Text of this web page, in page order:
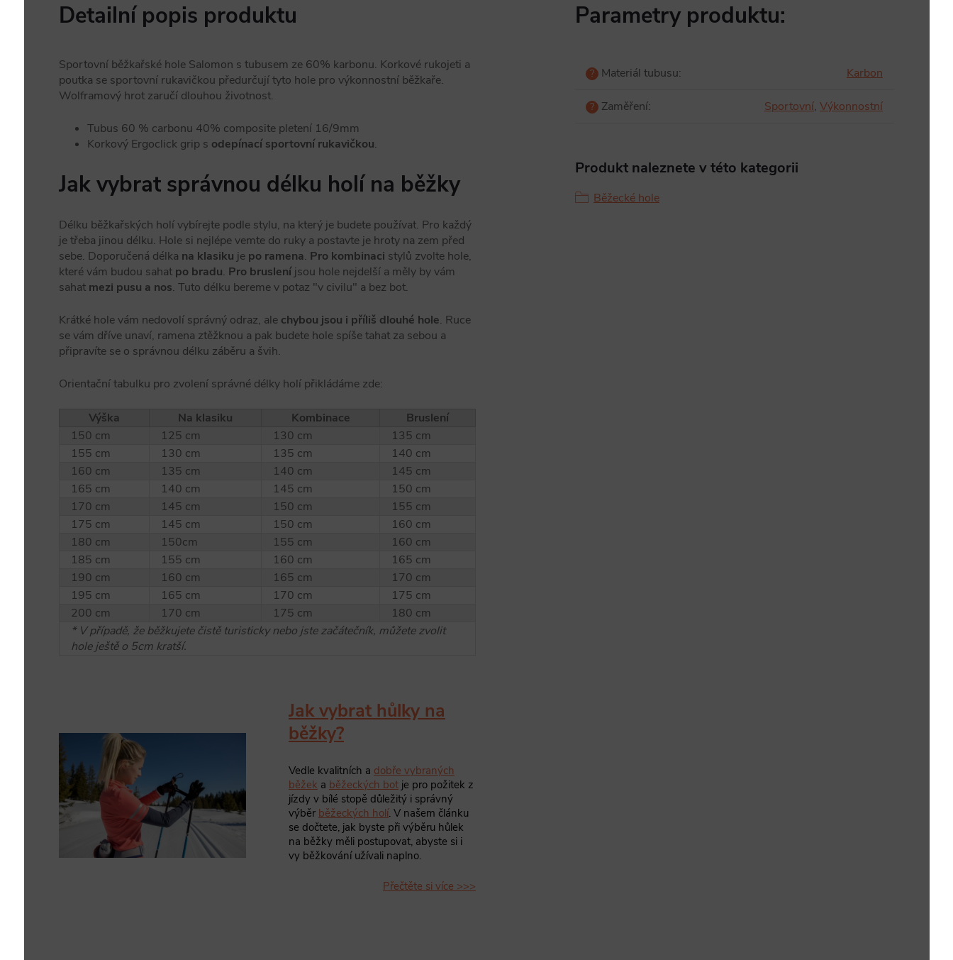
Detailní popis produktu
Sportovní běžkařské hole Salomon s tubusem ze 60% karbonu. Korkové rukojeti a
poutka se sportovní rukavičkou předurčují tyto hole pro výkonnostní běžkaře.
Wolframový hrot zaručí dlouhou životnost.
Tubus 60 % carbonu 40% composite pletení 16/9mm
Korkový Ergoclick grip s odepínací sportovní rukavičkou.
Jak vybrat správnou délku holí na běžky
Délku běžkařských holí vybírejte podle stylu, na který je budete používat. Pro každý
je třeba jinou délku. Hole si nejlépe vemte do ruky a postavte je hroty na zem před
sebe. Doporučená délka na klasiku je po ramena. Pro kombinaci stylů zvolte hole,
které vám budou sahat po bradu. Pro bruslení jsou hole nejdelší a měly by vám
sahat mezi pusu a nos. Tuto délku bereme v potaz "v civilu" a bez bot.
Krátké hole vám nedovolí správný odraz, ale chybou jsou i příliš dlouhé hole. Ruce
se vám dříve unaví, ramena ztěžknou a pak budete hole spíše tahat za sebou a
připravíte se o správnou délku záběru a švih.
Orientační tabulku pro zvolení správné délky holí přikládáme zde:
Výška Na klasiku Kombinace
Bruslení
150 cm
125 cm 130 cm
135 cm
155 cm
130 cm 135 cm
140 cm
160 cm
135 cm 140 cm
145 cm
165 cm
140 cm 145 cm
150 cm
170 cm
145 cm 150 cm
155 cm
175 cm
145 cm 150 cm
160 cm
180 cm
150cm 155 cm
160 cm
185 cm
155 cm 160 cm
165 cm
190 cm
160 cm 165 cm
170 cm
195 cm
165 cm 170 cm
175 cm
200 cm
170 cm 175 cm
180 cm
* V případě, že běžkujete čistě turisticky nebo jste začátečník, můžete zvolit
hole ještě o 5cm kratší.
Jak vybrat hůlky na
běžky?
Vedle kvalitních a dobře vybraných
běžek a běžeckých bot je pro požitek z
jízdy v bílé stopě důležitý i správný
výběr běžeckých holí. V našem článku
se dočtete, jak byste při výběru hůlek
na běžky měli postupovat, abyste si i
vy běžkování užívali naplno.
Přečtěte si více >>>
Parametry produktu:
? Materiál tubusu: Karbon
? Zaměření: Sportovní, Výkonnostní
Produkt naleznete v této kategorii
Běžecké hole